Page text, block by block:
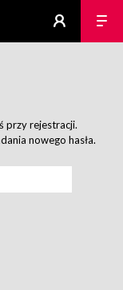
przy rejestracji.
nowego hasła.